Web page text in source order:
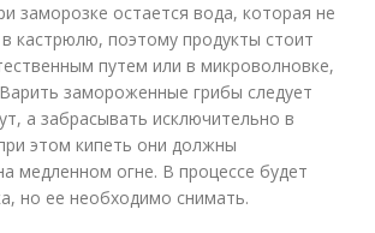
заморозке остается вода, которая не
кастрюлю, поэтому продукты стоит
путем или в микроволновке,
замороженные грибы следует
а забрасывать исключительно в
этом кипеть они должны
медленном огне. В процессе будет
но ее необходимо снимать.